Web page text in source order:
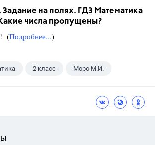
Задание на полях. ГДЗ Математика
числа пропущены?
(Подробнее...)
2 класс Моро М.И.